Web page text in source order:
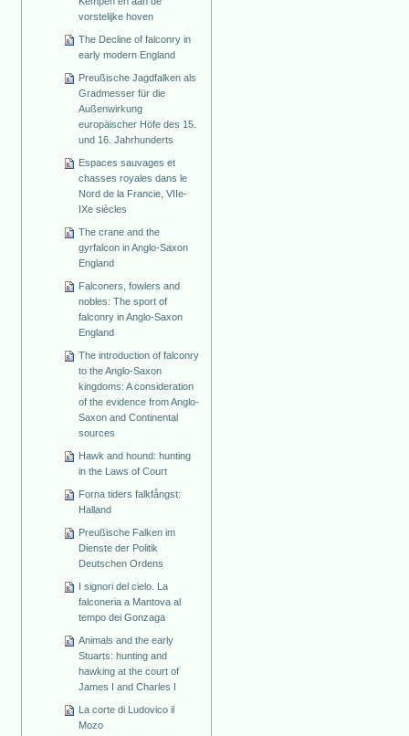
vorstelijke hoven
The Decline of falconry in
early modern England
Preußische Jagdfalken als
Gradmesser für die
Außenwirkung
europäischer Höfe des 15.
und 16. Jahrhunderts
Espaces sauvages et
chasses royales dans le
Nord de la Francie, VIIe-
IXe siècles
The crane and the
gyrfalcon in Anglo-Saxon
England
Falconers, fowlers and
nobles: The sport of
falconry in Anglo-Saxon
England
The introduction of falconry
to the Anglo-Saxon
kingdoms: A consideration
of the evidence from Anglo-
Saxon and Continental
sources
Hawk and hound: hunting
in the Laws of Court
Forna tiders falkfångst:
Halland
Preußische Falken im
Dienste der Politik
Deutschen Ordens
I signori del cielo. La
falconeria a Mantova al
tempo dei Gonzaga
Animals and the early
Stuarts: hunting and
hawking at the court of
James I and Charles I
La corte di Ludovico il
Mozo